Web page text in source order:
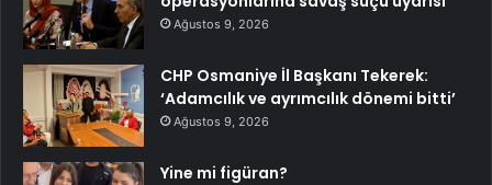
Ağustos 9, 2026
CHP Osmaniye İl Başkanı Tekerek:
‘Adamcılık ve ayrımcılık dönemi bitti’
Ağustos 9, 2026
Yine mi figüran?